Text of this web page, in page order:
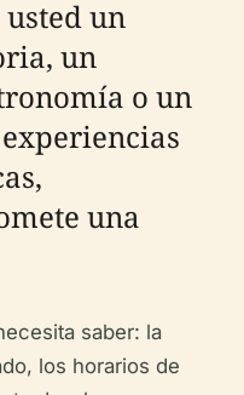
un
un
o un
una
saber: la
los horarios de